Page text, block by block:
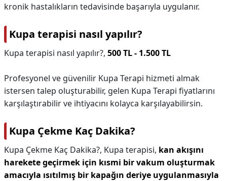
kronik hastalıkların tedavisinde başarıyla uygulanır.
Kupa terapisi nasıl yapılır?
Kupa terapisi nasıl yapılır?, 500 TL - 1.500 TL
Profesyonel ve güvenilir Kupa Terapi hizmeti almak
istersen talep oluşturabilir, gelen Kupa Terapi fiyatlarını
karşılaştırabilir ve ihtiyacını kolayca karşılayabilirsin.
Kupa Çekme Kaç Dakika?
Kupa Çekme Kaç Dakika?, Kupa terapisi, kan akışını
harekete geçirmek için kısmi bir vakum oluşturmak
amacıyla ısıtılmış bir kapağın deriye uygulanmasıyla